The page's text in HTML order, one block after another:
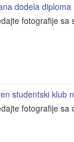
dodela
fotografije sa
studentski klub
fotografije sa